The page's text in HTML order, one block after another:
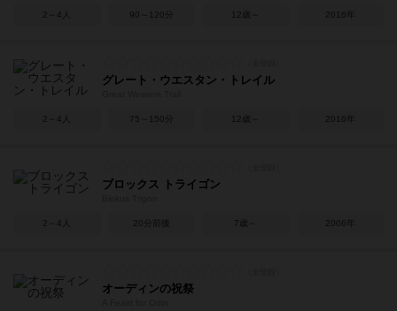
2～4人 90～120分 12歳～ 2016年
グレート・ウエスタン・トレイル
2～4人 75～150分 12歳～ 2016年
ブロックス トライゴン
2～4人 20分前後 7歳～ 2006年
オーディンの祝祭